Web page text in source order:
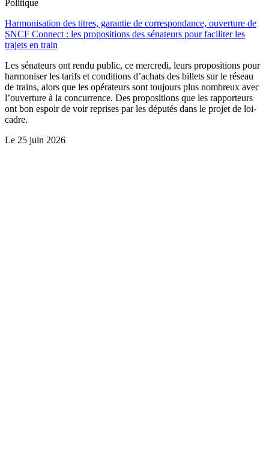
Politique
Harmonisation des titres, garantie de correspondance, ouverture de
SNCF Connect : les propositions des sénateurs pour faciliter les
trajets en train
Les sénateurs ont rendu public, ce mercredi, leurs propositions pour
harmoniser les tarifs et conditions d’achats des billets sur le réseau
de trains, alors que les opérateurs sont toujours plus nombreux avec
l’ouverture à la concurrence. Des propositions que les rapporteurs
ont bon espoir de voir reprises par les députés dans le projet de loi-
cadre.
Le 25 juin 2026